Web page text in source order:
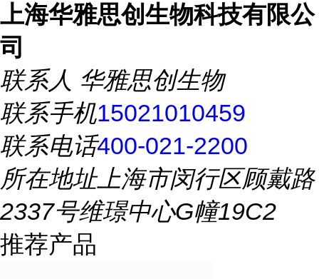
上海华雅思创生物科技有限公
司
联系人 华雅思创生物
联系手机15021010459
联系电话400-021-2200
所在地址上海市闵行区顾戴路
2337号维璟中心G幢19C2
推荐产品